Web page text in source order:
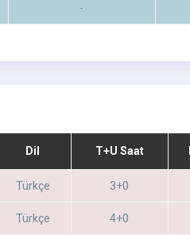
-
Dil T+U Saat
Türkçe 3+0
Türkçe 4+0